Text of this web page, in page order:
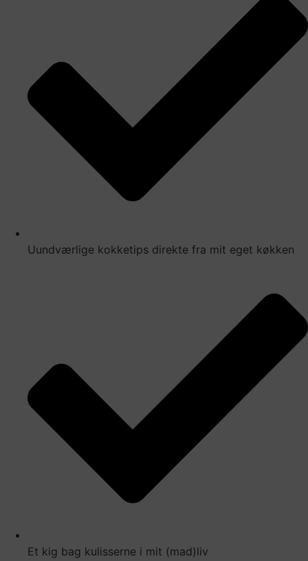
Uundværlige kokketips direkte fra mit eget køkken
Et kig bag kulisserne i mit (mad)liv